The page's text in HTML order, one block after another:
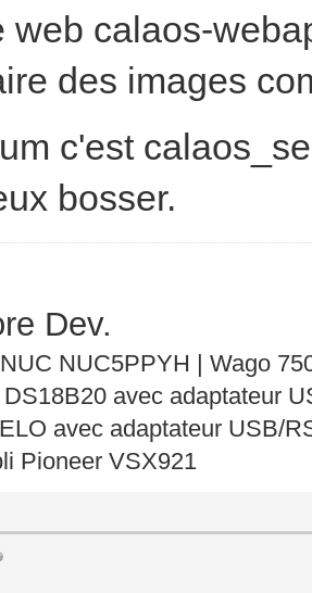
web calaos-
des images
c'est
bosser.
Dev.
NUC5PPYH | Wago
avec adaptateur
avec adaptateur USB/
Pioneer VSX921